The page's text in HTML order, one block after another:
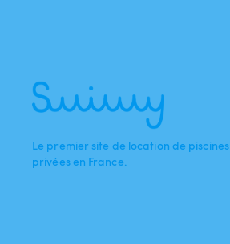
Le premier site de location de piscines
privées en France.